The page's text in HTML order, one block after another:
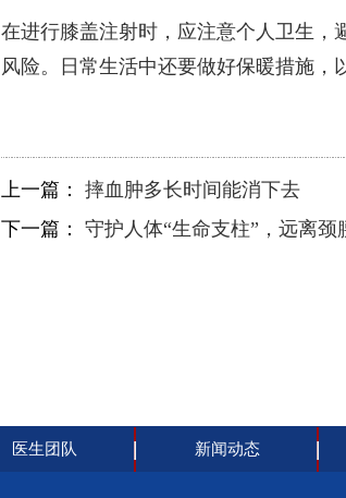
在进行膝盖注射时，应注意个人卫生，
风险。日常生活中还要做好保暖措施，
上一篇：
摔血肿多长时间能消下去
下一篇：
守护人体“生命支柱”，远离颈
医生团队 新闻动态